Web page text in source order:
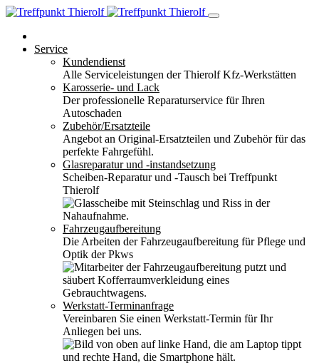
Service
Kundendienst
Alle Serviceleistungen der Thierolf Kfz-Werkstätten
Karosserie- und Lack
Der professionelle Reparaturservice für Ihren
Autoschaden
Zubehör/Ersatzteile
Angebot an Original-Ersatzteilen und Zubehör für das
perfekte Fahrgefühl.
Glasreparatur und -instandsetzung
Scheiben-Reparatur und -Tausch bei Treffpunkt
Thierolf
Fahrzeugaufbereitung
Die Arbeiten der Fahrzeugaufbereitung für Pflege und
Optik der Pkws
Werkstatt-Terminanfrage
Vereinbaren Sie einen Werkstatt-Termin für Ihr
Anliegen bei uns.